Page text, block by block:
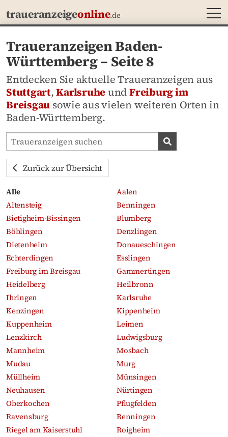
traueranzeigeonline.de
Traueranzeigen Baden-
Württemberg – Seite 8
Entdecken Sie aktuelle Traueranzeigen aus
Stuttgart,KarlsruheundFreiburg im
Breisgau sowie aus vielen weiteren Orten in
Baden-Württemberg.
Traueranzeigen-Portal durchsuchen
Zurück zur Übersicht
Alle
Aalen
Altensteig
Benningen
Bietigheim-Bissingen
Blumberg
Böblingen
Denzlingen
Dietenheim
Donaueschingen
Echterdingen
Esslingen
Freiburg im Breisgau
Gammertingen
Heidelberg
Heilbronn
Ihringen
Karlsruhe
Kenzingen
Kippenheim
Kuppenheim
Leimen
Lenzkirch
Ludwigsburg
Mannheim
Mosbach
Mudau
Murg
Müllheim
Münsingen
Neuhausen
Nürtingen
Oberkochen
Pflugfelden
Ravensburg
Renningen
Riegel am Kaiserstuhl
Roigheim